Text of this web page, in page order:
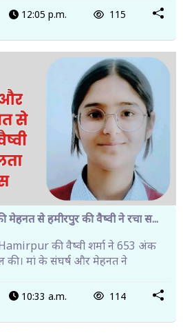
12:05 p.m. 115
मेहनत से हमीरपुर की वैष्वी ने रचा स...
की वैष्वी शर्मा ने 653 अंक
की। मां के संघर्ष और मेहनत ने
10:33 a.m. 114